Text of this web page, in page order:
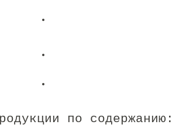
по содержанию: